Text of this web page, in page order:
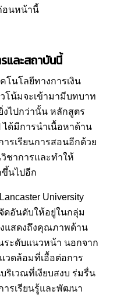
อนหน้านี้
และสถาบันนี้
โนโลยีทางการเงิน
โน้มจะเข้ามามีบทบาท
ไปกว่านั้น หลักสูตร
ด้มีการนำเนื้อหาด้าน
ารเรียนการสอนอีกด้วย
ชาการเเละทำให้
นไปอีก
University
ดอันดับให้อยู่ในกลุ่ม
แสดงถึงคุณภาพด้าน
ระดับแนวหน้า นอกจาก
ดล้อมที่เอื้อต่อการ
ริเวณที่เงียบสงบ ร่มรื่น
ารเรียนรู้และพัฒนา